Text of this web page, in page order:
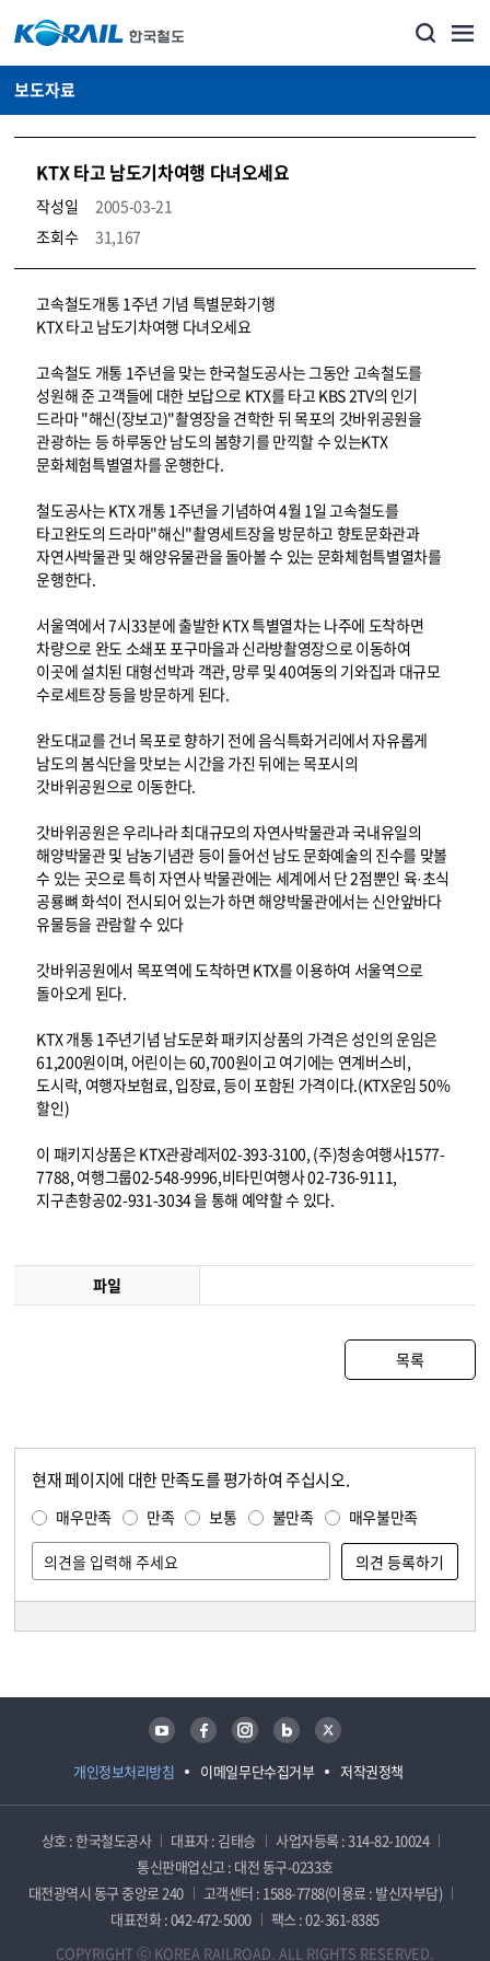
보도자료
KTX 타고 남도기차여행 다녀오세요
작성일
2005-03-21
조회수
31,167
뉴스·홍보_보도자료 상세보기 – 내용, 파일, 담당자 연락처로 구성
고속철도개통 1주년 기념 특별문화기행
KTX 타고 남도기차여행 다녀오세요
고속철도 개통 1주년을 맞는 한국철도공사는 그동안 고속철도를
성원해 준 고객들에 대한 보답으로 KTX를 타고 KBS 2TV의 인기
드라마 "해신(장보고)"촬영장을 견학한 뒤 목포의 갓바위공원을
관광하는 등 하루동안 남도의 봄향기를 만끽할 수 있는KTX
문화체험특별열차를 운행한다.
철도공사는 KTX 개통 1주년을 기념하여 4월 1일 고속철도를
타고완도의 드라마"해신"촬영세트장을 방문하고 향토문화관과
자연사박물관 및 해양유물관을 돌아볼 수 있는 문화체험특별열차를
운행한다.
서울역에서 7시33분에 출발한 KTX 특별열차는 나주에 도착하면
차량으로 완도 소쇄포 포구마을과 신라방촬영장으로 이동하여
이곳에 설치된 대형선박과 객관, 망루 및 40여동의 기와집과 대규모
수로세트장 등을 방문하게 된다.
완도대교를 건너 목포로 향하기 전에 음식특화거리에서 자유롭게
남도의 봄식단을 맛보는 시간을 가진 뒤에는 목포시의
갓바위공원으로 이동한다.
갓바위공원은 우리나라 최대규모의 자연사박물관과 국내유일의
해양박물관 및 남농기념관 등이 들어선 남도 문화예술의 진수를 맞볼
수 있는 곳으로 특히 자연사 박물관에는 세계에서 단 2점뿐인 육·초식
공룡뼈 화석이 전시되어 있는가 하면 해양박물관에서는 신안앞바다
유물등을 관람할 수 있다
갓바위공원에서 목포역에 도착하면 KTX를 이용하여 서울역으로
돌아오게 된다.
KTX 개통 1주년기념 남도문화 패키지상품의 가격은 성인의 운임은
61,200원이며, 어린이는 60,700원이고 여기에는 연계버스비,
도시락, 여행자보험료, 입장료, 등이 포함된 가격이다.(KTX운임 50%
할인)
이 패키지상품은 KTX관광레저02-393-3100, (주)청송여행사1577-
7788, 여행그룹02-548-9996,비타민여행사 02-736-9111,
지구촌항공02-931-3034 을 통해 예약할 수 있다.
파일
목록
현재 페이지에 대한 만족도를 평가하여 주십시오.
매우만족 만족 보통 불만족 매우불만족
개인정보처리방침 이메일무단수집거부 저작권정책
유튜브 페이스북 인스타그램 블로그 트위터
상호 : 한국철도공사 대표자 : 김태승
사업자등록 : 314-82-10024
통신판매업신고 : 대전 동구-0233호
대전광역시 동구 중앙로 240
고객센터 : 1588-7788(이용료 : 발신자부담)
대표전화 : 042-472-5000
팩스 : 02-361-8385
COPYRIGHT ⓒ KOREA RAILROAD. ALL RIGHTS RESERVED.